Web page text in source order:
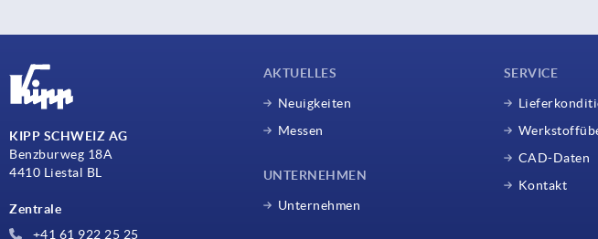
KIPP SCHWEIZ AG
Benzburweg 18A
4410 Liestal BL
Zentrale
+41 61 922 25 25
AKTUELLES
Neuigkeiten
Messen
UNTERNEHMEN
Unternehmen
SERVICE
CAD-Daten
Kontakt